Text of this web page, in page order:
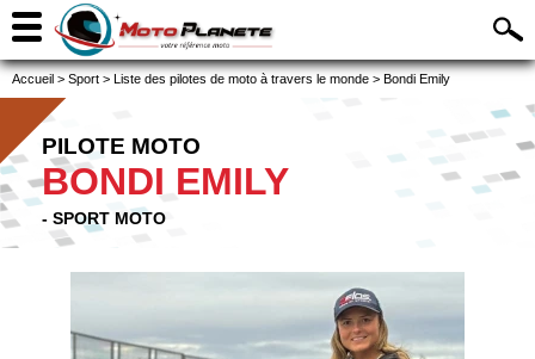
Accueil > Sport > Liste des pilotes de moto à travers le monde > Bondi Emily
PILOTE MOTO
BONDI EMILY
- SPORT MOTO